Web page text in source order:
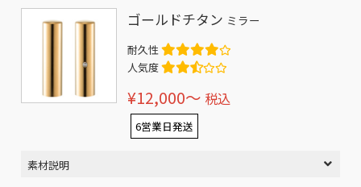
ゴールドチタン ミラー
耐久性
人気度
¥12,000〜 税込
6営業日発送
素材説明